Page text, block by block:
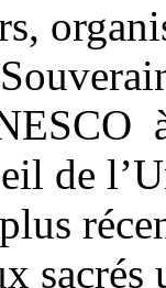
de
sacrés